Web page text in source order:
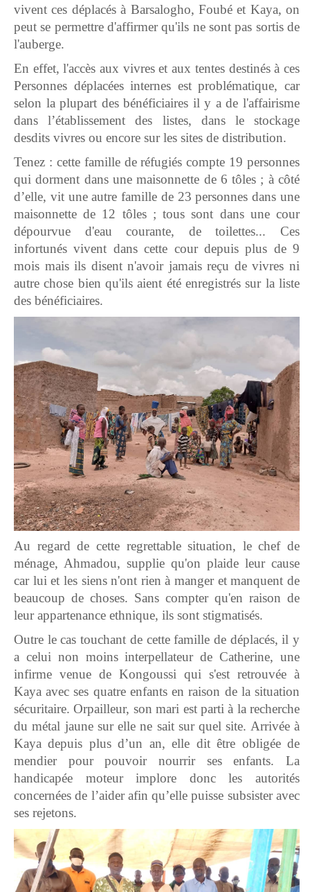
vivent ces déplacés à Barsalogho, Foubé et Kaya, on
peut se permettre d'affirmer qu'ils ne sont pas sortis de
l'auberge.
En effet, l'accès aux vivres et aux tentes destinés à ces
Personnes déplacées internes est problématique, car
selon la plupart des bénéficiaires il y a de l'affairisme
dans l’établissement des listes, dans le stockage
desdits vivres ou encore sur les sites de distribution.
Tenez : cette famille de réfugiés compte 19 personnes
qui dorment dans une maisonnette de 6 tôles ; à côté
d’elle, vit une autre famille de 23 personnes dans une
maisonnette de 12 tôles ; tous sont dans une cour
dépourvue d'eau courante, de toilettes... Ces
infortunés vivent dans cette cour depuis plus de 9
mois mais ils disent n'avoir jamais reçu de vivres ni
autre chose bien qu'ils aient été enregistrés sur la liste
des bénéficiaires.
Au regard de cette regrettable situation, le chef de
ménage, Ahmadou, supplie qu'on plaide leur cause
car lui et les siens n'ont rien à manger et manquent de
beaucoup de choses. Sans compter qu'en raison de
leur appartenance ethnique, ils sont stigmatisés.
Outre le cas touchant de cette famille de déplacés, il y
a celui non moins interpellateur de Catherine, une
infirme venue de Kongoussi qui s'est retrouvée à
Kaya avec ses quatre enfants en raison de la situation
sécuritaire. Orpailleur, son mari est parti à la recherche
du métal jaune sur elle ne sait sur quel site. Arrivée à
Kaya depuis plus d’un an, elle dit être obligée de
mendier pour pouvoir nourrir ses enfants. La
handicapée moteur implore donc les autorités
concernées de l’aider afin qu’elle puisse subsister avec
ses rejetons.